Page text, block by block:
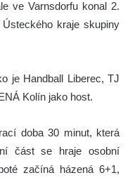
ve Varnsdorfu konal 2.
kraje skupiny
je Handball Liberec, TJ
Kolín jako host.
doba 30 minut, která
část se hraje osobní
začíná házená 6+1,